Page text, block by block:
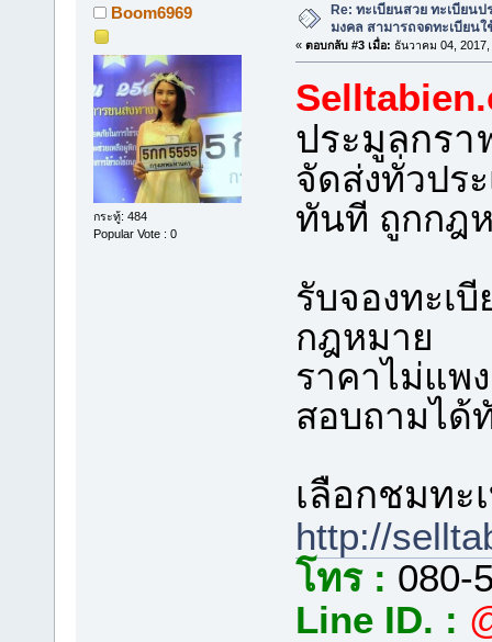
Boom6969
กระทู้: 484
Popular Vote : 0
Re: ทะเบียนสวย ทะเบียน
มงคล สามารถจดทะเบียน
« ตอบกลับ #3 เมื่อ: ธันวาคม 04,
ประมูลกร
จัดส่งทั่วปร
ทันที ถูกกฎ
รับจองทะเ
กฎหมาย
ราคาไม่แพ
สอบถามได้
เลือกชมทะ
http://
โทร : 080-
Line ID. :